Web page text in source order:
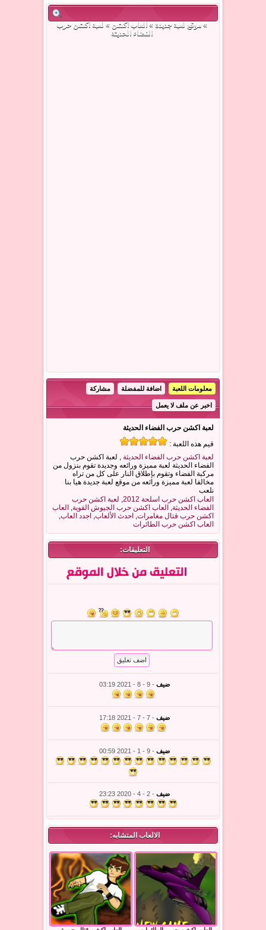
»موقع لعبة جديدة » العاب اكشن » لعبة اكشن حرب
الفضاء الحديثة
معلومات اللعبة اضافة للمفضلة مشاركة
اخبر عن ملف لا يعمل
لعبة اكشن حرب الفضاء الحديثة
قيم هذه اللعبة :
لعبة اكشن حرب الفضاء الحديثة , لعبة اكشن حرب
الفضاء الحديثة لعبة مميزة ورائعه وجديدة تقوم بنزول من
مركبة الفضاء وتقوم بإطلاق النار على كل من تراه
مخالفا لعبة مميزة ورائعه من موقع لعبة جديدة هيا بنا
نلعب
العاب اكشن حرب اسلحة 2012
, لعبة اكشن حرب
الفضاء الحديثة, العاب اكشن حرب الجيوش القوية, العاب
اكشن حرب قتال مغامرات, احدث الألعاب, اجدد العاب,
العاب اكشن حرب الطائرات
التعليقات:
ضيف - 9 - 8 - 2021 03:19
ضيف - 7 - 7 - 2021 17:18
ضيف - 9 - 1 - 2021 00:59
ضيف - 2 - 4 - 2020 23:23
الالعاب المتشابه: